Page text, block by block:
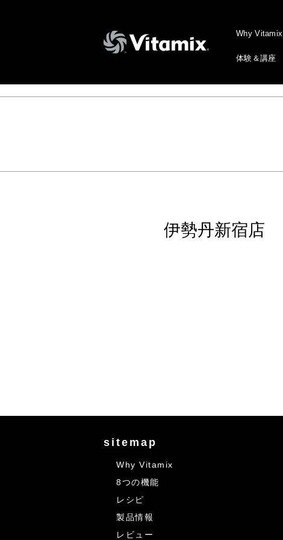
Why Vitamix
体験＆講座
伊勢丹新宿店
sitemap
Why Vitamix
8つの機能
レシピ
製品情報
レビュー